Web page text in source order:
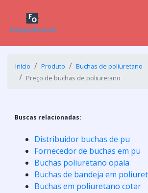
Início Produto
Buchas de poliuretano
Preço de buchas de poliuretano
Buscas relacionadas:
Distribuidor buchas de pu
Fornecedor de buchas em pu
Buchas poliuretano opala
Buchas de bandeja em
Buchas em poliuretano cotar